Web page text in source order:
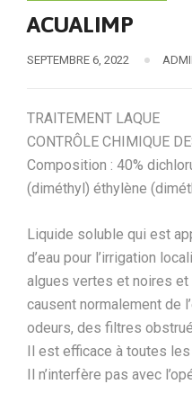
ACUALIMP
SEPTEMBRE 6, 2022
TRAITEMENT LAQUE
CONTRÔLE CHIMIQUE
Composition : 40%
(diméthyl) éthylène
Liquide soluble qui est
d’eau pour l’irrigation
algues vertes et noires
causent normalement de
odeurs, des filtres
Il est efficace à toutes
Il n’interfère pas avec